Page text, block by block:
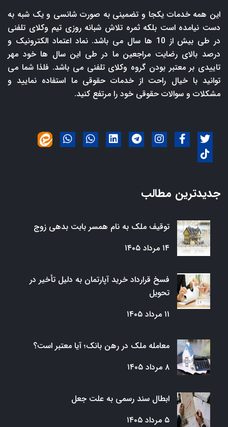
این همه خدمات یکجا و تضمینی به صورت شانسی و یک شبه به
دست نیامده است بلکه ثمره تلاش شبانه روزی تیم وکلای تلفنی
در طی بیش از 10 ها سال می باشد. نماد اعتماد الکترونیک و
درصد بالای رضایت مراجعین ما در طی این سال ها خود مهر
تاییدی بر معتبر بودن گروه وکلای تلفنی می باشد. فلذا شما می
توانید با خیال راحت از خدمات حقوقی ما استفاده نمایید و
مشکلات و سوالات حقوقی خود را مرتفع کنید.
جدیدترین مطالب
توقیف ملک به نام همسر بابت بدهی زوج
۱۴ مرداد ۱۴۰۵
فسخ قرارداد خرید آپارتمان به دلیل تأخیر در
تحویل
۱۱ مرداد ۱۴۰۵
معامله ملک در رهن بانک؛ آیا معتبر است؟
۸ مرداد ۱۴۰۵
ابطال سند رسمی به علت جعل
۵ مرداد ۱۴۰۵